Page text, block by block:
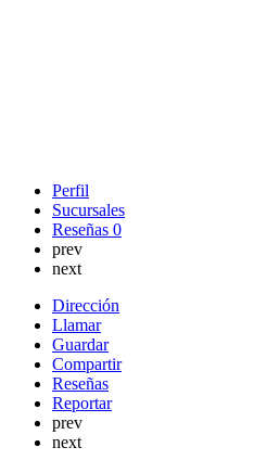
Perfil
Sucursales
Reseñas 0
prev
next
Dirección
Llamar
Guardar
Compartir
Reseñas
Reportar
prev
next